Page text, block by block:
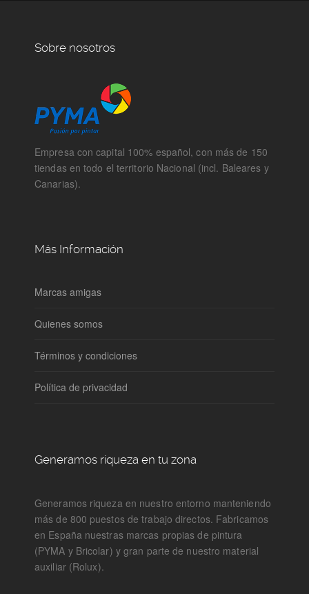
Sobre nosotros
Empresa con capital 100% español, con más de 150
tiendas en todo el territorio Nacional (incl. Baleares y
Canarias).
Más Información
Marcas amigas
Quienes somos
Términos y condiciones
Política de privacidad
Generamos riqueza en tu zona
Generamos riqueza en nuestro entorno manteniendo
más de 800 puestos de trabajo directos. Fabricamos
en España nuestras marcas propias de pintura
(PYMA y Bricolar) y gran parte de nuestro material
auxiliar (Rolux).